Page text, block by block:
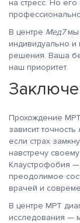
на стресс. Но
В центре Мед7мы
индивидуально
решения. Ваша
наш приоритет.
Прохождение МРТ
зависит
если страх
навстречу
Клаустрофобия —
преодолимое
врачей и
В центре МРТ
исследования —